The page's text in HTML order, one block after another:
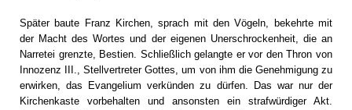
Später baute Franz Kirchen, sprach mit den Vögeln, bekehrte mit
der Macht des Wortes und der eigenen Unerschrockenheit, die an
Narretei grenzte, Bestien. Schließlich gelangte er vor den Thron von
Innozenz III., Stellvertreter Gottes, um von ihm die Genehmigung zu
erwirken, das Evangelium verkünden zu dürfen. Das war nur der
Kirchenkaste vorbehalten und ansonsten ein strafwürdiger Akt.